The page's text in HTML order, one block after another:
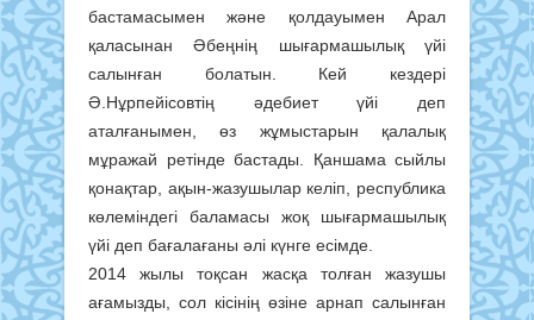
бастамасымен және қолдауымен Арал
қаласынан Әбеңнің шығармашылық үйі
салынған болатын. Кей кездері
Ә.Нұрпейісовтің әдебиет үйі деп
аталғанымен, өз жұмыстарын қалалық
мұражай ретінде бастады. Қаншама сыйлы
қонақтар, ақын-жазушылар келіп, республика
көлеміндегі баламасы жоқ шығармашылық
үйі деп бағалағаны әлі күнге есімде.
2014 жылы тоқсан жасқа толған жазушы
ағамызды, сол кісінің өзіне арнап салынған